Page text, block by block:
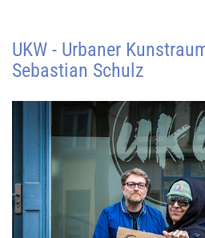
UKW - Urbaner
Sebastian Schulz